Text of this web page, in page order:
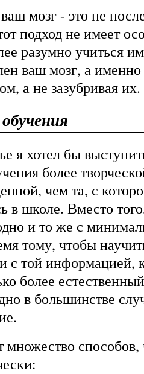
мозг - это не
подход не имеет
разумно учиться
ваш мозг, а именно
а не зазубривая их.
я хотел бы
более
чем та, с
в школе. Вместо
и то же с
тому, чтобы
с той информацией,
более
в большинстве
множество